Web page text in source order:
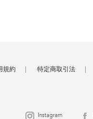
規約 特定商取引法
Instagram